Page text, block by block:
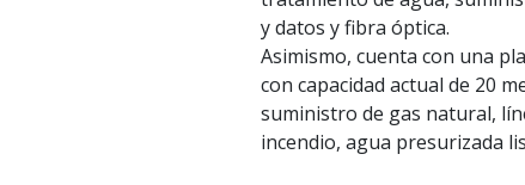
y datos y fibra óptica.
Asimismo, cuenta con una
con capacidad actual de 20
suministro de gas natural,
incendio, agua presurizada